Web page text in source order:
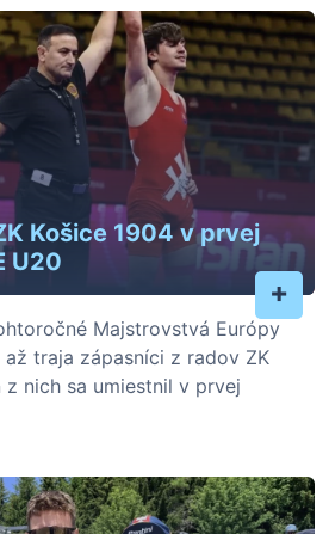
Košice 1904 v prvej
U20
+
Majstrovstvá Európy
traja zápasníci z radov ZK
z nich sa umiestnil v prvej